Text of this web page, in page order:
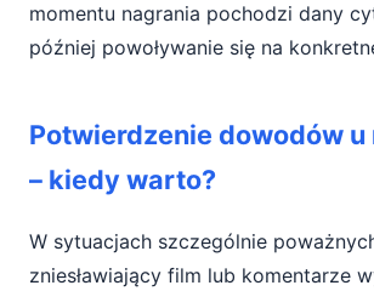
momentu nagrania pochodzi dany
później powoływanie się na
Potwierdzenie dowodów u
– kiedy warto?
W sytuacjach szczególnie
zniesławiający film lub komentarze